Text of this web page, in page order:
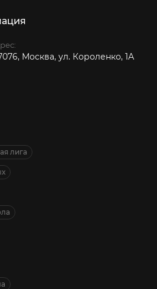
Москва, ул. Короленко, 1А
лига